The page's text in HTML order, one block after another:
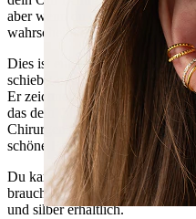
aber wenn du dich
wahrscheinlich gerade in ihn
Dies ist ein Industrial Stab, den
schiebst und dann die Kugeln in
Er zeichnet sich durch ein
das dein
Ohrpiercing besonders
Chirurgenstahl verfärbt sich
schöne Farbe.
Du kannst diesen Stab in drei
brauchst nur deine
und silber erhältlich.